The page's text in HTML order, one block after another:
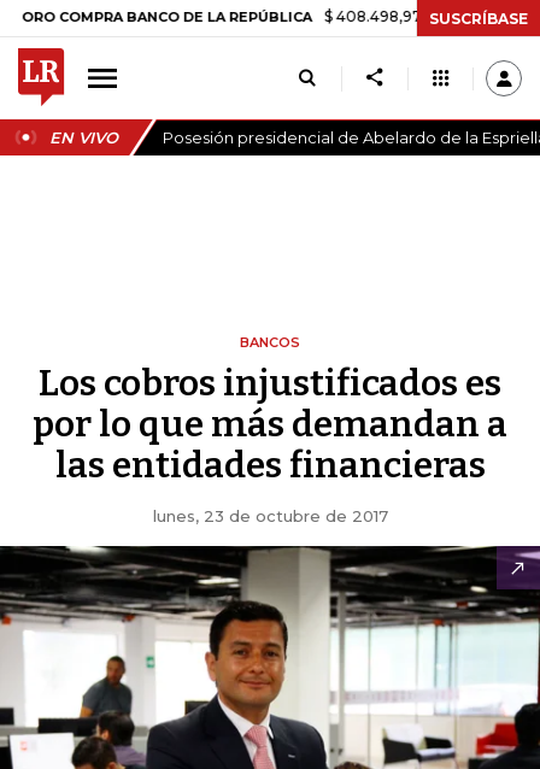
COMPRA BANCO DE LA REPÚBLICA $ 408.498,97 +$ 8.753,81 +2,19%
SUSCRÍBASE
EN VIVO Posesión presidencial de Abelardo de la
BANCOS
Los cobros injustificados es
por lo que más demandan a
las entidades financieras
lunes, 23 de octubre de 2017